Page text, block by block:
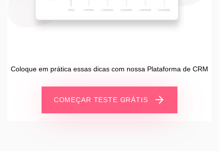
Coloque em prática essas dicas com nossa Plataforma de CRM
COMEÇAR TESTE GRÁTIS